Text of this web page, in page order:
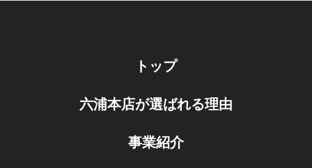
トップ
六浦本店が選ばれる理由
事業紹介